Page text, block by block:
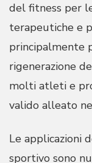
del fitness per
terapeutiche e
principalmente
rigenerazione
molti atleti e
valido alleato
Le applicazioni
sportivo sono